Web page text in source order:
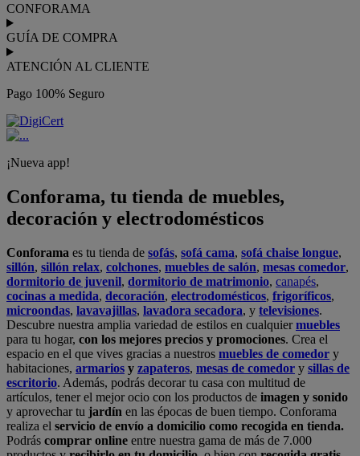
CONFORAMA
GUÍA DE COMPRA
ATENCIÓN AL CLIENTE
Pago 100% Seguro
¡Nueva app!
Conforama, tu tienda de muebles,
decoración y electrodomésticos
Conforama es tu tienda de sofás, sofá cama, sofá chaise longue,
sillón, sillón relax, colchones, muebles de salón, mesas comedor,
dormitorio de juvenil, dormitorio de matrimonio, canapés,
cocinas a medida, decoración, electrodomésticos, frigoríficos,
microondas, lavavajillas, lavadora secadora, y televisiones.
Descubre nuestra amplia variedad de estilos en cualquiermuebles
para tu hogar, con los mejores precios y promociones. Crea el
espacio en el que vives gracias a nuestros muebles de comedor y
habitaciones, armarios y zapateros, mesas de comedor y sillas de
escritorio. Además, podrás decorar tu casa con multitud de
artículos, tener el mejor ocio con los productos de imagen y sonido
y aprovechar tu jardín en las épocas de buen tiempo. Conforama
realiza el servicio de envío a domicilio como recogida en tienda.
Podrás comprar online entre nuestra gama de más de 7.000